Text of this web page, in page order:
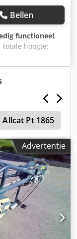
Bellen
functioneel,
, totale hoogte:
Manitou
(mm): 2.580
Draagvermogen
Allcat Pt 1865
Advertentie